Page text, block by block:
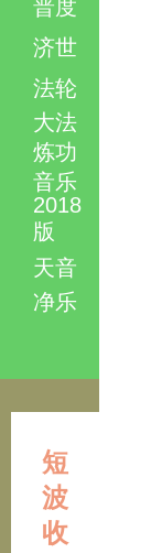
普度
济世
法轮
大法
炼功
音乐
2018
版
天音
净乐
短
波
收